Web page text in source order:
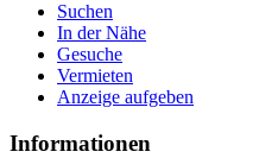
Suchen
In der Nähe
Gesuche
Vermieten
Anzeige aufgeben
Informationen